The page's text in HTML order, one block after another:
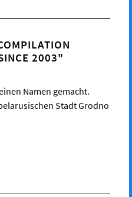
2003"
Namen gemacht.
Stadt Grodno